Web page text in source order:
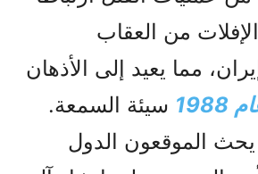
من العقاب
مما يعيد إلى الأذهان
سيئة السمعة.
الموقعون الدول